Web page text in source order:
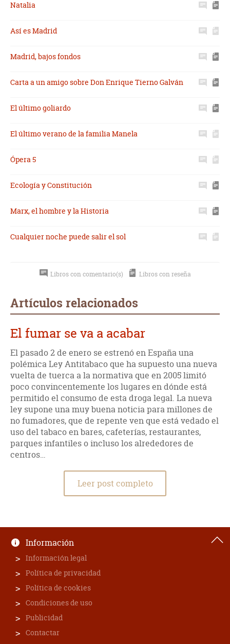
Natalia
Así es Madrid
Madrid, bajos fondos
Carta a un amigo sobre Don Enrique Tierno Galván
El último goliardo
El último verano de la familia Manela
Ópera 5
Ecología y Constitución
Marx, el hombre y la Historia
Cualquier noche puede salir el sol
Libros con comentario(s) Libros con reseña
Artículos relacionados
El fumar se va a acabar
El pasado 2 de enero se estrenó en España una
polémica Ley Antitabaco que ha supuesto una nueva
vuelta de tuerca a la normativa que en 2005 limitó
poco convincentemente los lugares en dónde está
permitido el consumo de esta droga legal. La nueva
ley supone una muy buena noticia para millones de
no fumadores, que de repente ven que está vedado el
uso del tabaco en bares, cafeterías, restaurantes,
parques infantiles o incluso los alrededores de
centros…
Leer post completo
Información
Información legal
Política de privacidad
Política de cookies
Condiciones de uso
Publicidad
Contactar